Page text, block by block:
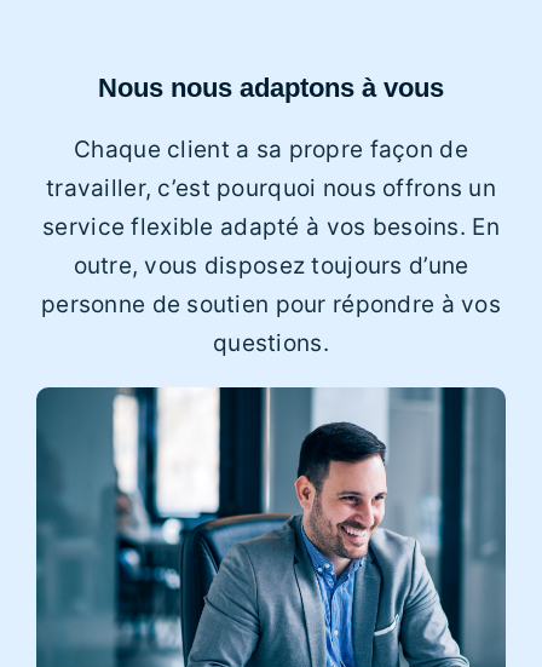
Nous nous adaptons à vous
Chaque client a sa propre façon de
travailler, c’est pourquoi nous offrons un
service flexible adapté à vos besoins. En
outre, vous disposez toujours d’une
personne de soutien pour répondre à vos
questions.